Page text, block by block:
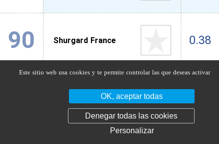
90 Shurgard France 0.38
Serma Technologies
Informática / Digital
Este sitio web usa cookies y te permite controlar las que deseas activar
OK, aceptar todas
Denegar todas las cookies
Personalizar